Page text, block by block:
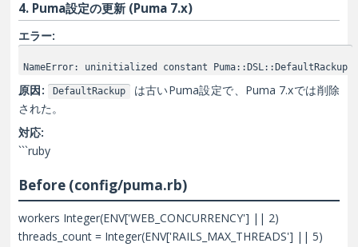
4. Puma設定の更新 (Puma 7.x)
エラー:
NameError: uninitialized constant Puma::DSL::DefaultRackup
原因: DefaultRackup
は古いPuma設定で、Puma 7.xでは削除
された。
対応:
```ruby
Before (config/puma.rb)
workers Integer(ENV['WEB_CONCURRENCY'] || 2)
threads_count = Integer(ENV['RAILS_MAX_THREADS'] || 5)